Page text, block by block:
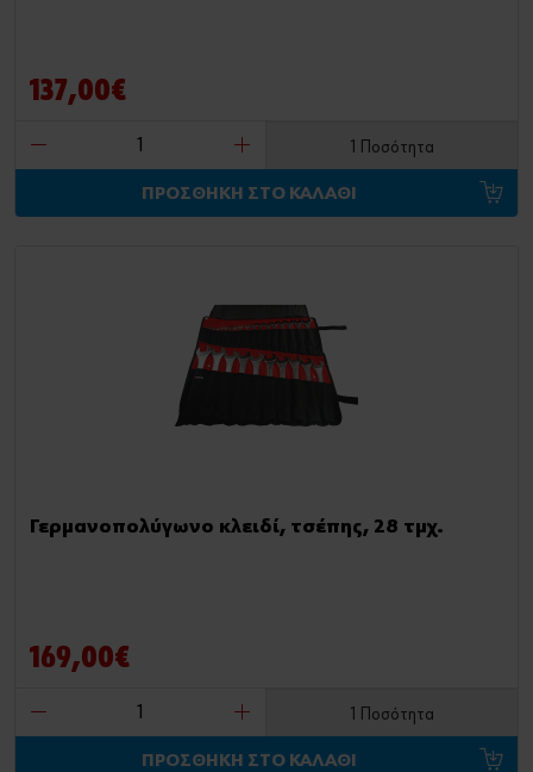
137,00€
1 Ποσότητα
ΠΡΟΣΘΗΚΗ ΣΤΟ ΚΑΛΑΘΙ
Γερμανοπολύγωνο κλειδί, τσέπης, 28 τμχ.
169,00€
1 Ποσότητα
ΠΡΟΣΘΗΚΗ ΣΤΟ ΚΑΛΑΘΙ